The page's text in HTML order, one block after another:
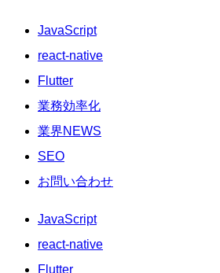
JavaScript
react-native
Flutter
業務効率化
業界NEWS
SEO
お問い合わせ
JavaScript
react-native
Flutter